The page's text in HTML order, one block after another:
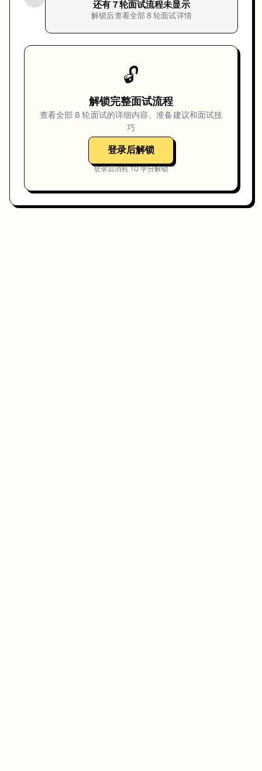
还有 7轮面试流程未显示
解锁后查看全部8轮面试详情
🔓
解锁完整面试流程
查看全部8 轮面试的详细内容、准备建议和面试技
巧
登录后解锁
登录后消耗10学分解锁